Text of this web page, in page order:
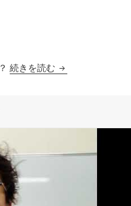
続きを読む インドネシア経